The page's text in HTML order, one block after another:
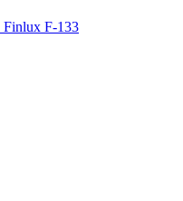
Finlux F-133